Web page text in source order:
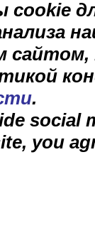
.
social
you